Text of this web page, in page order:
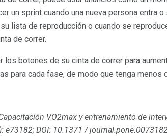
un sprint cuando una nueva persona entra o
lista de reproducción o cuando se
de correr.
los botones de su cinta de correr para
para cada fase, de modo que tenga menos
VO2max y entrenamiento de
e73182; DOI: 10.1371 /